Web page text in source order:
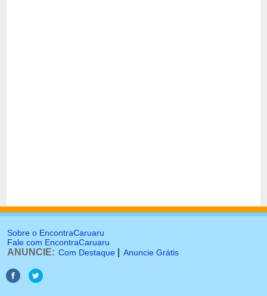
Sobre o EncontraCaruaru
Fale com EncontraCaruaru
ANUNCIE: Com Destaque Anuncie Grátis